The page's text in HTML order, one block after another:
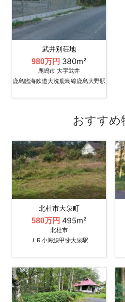
武井別荘地
980万円 380m²
鹿嶋市 大字武井
鹿島臨海鉄道大洗鹿島線鹿島大野駅
おすすめ
北杜市大泉町
580万円 495m²
北杜市
ＪＲ小海線甲斐大泉駅